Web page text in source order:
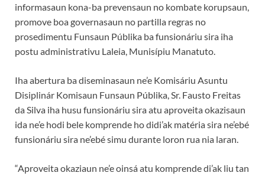
informasaun kona-ba prevensaun no kombate korupsaun,
promove boa governasaun no partilla regras no
prosedimentu Funsaun Públika ba funsionáriu sira iha
postu administrativu Laleia, Munisípiu Manatuto.
Iha abertura ba diseminasaun ne’e Komisáriu Asuntu
Disiplinár Komisaun Funsaun Públika, Sr. Fausto Freitas
da Silva iha husu funsionáriu sira atu aproveita okazisaun
ida ne’e hodi bele komprende ho didi’ak matéria sira ne’ebé
funsionáriu sira ne’ebé simu durante loron rua nia laran.
“Aproveita okaziaun ne’e oinsá atu komprende di’ak liu tan